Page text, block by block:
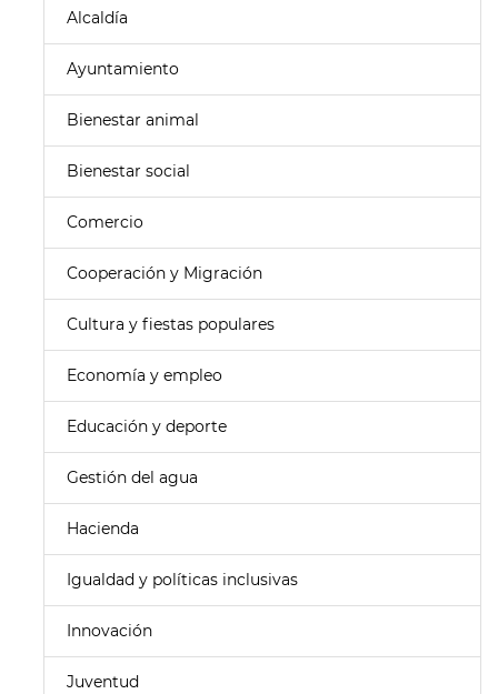
Alcaldía
Ayuntamiento
Bienestar animal
Bienestar social
Comercio
Cooperación y Migración
Cultura y fiestas populares
Economía y empleo
Educación y deporte
Gestión del agua
Hacienda
Igualdad y políticas inclusivas
Innovación
Juventud